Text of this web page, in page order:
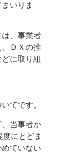
いりま
、事業者
ＤＸの推
に取り組
てです。
当事者か
にとどま
ていない